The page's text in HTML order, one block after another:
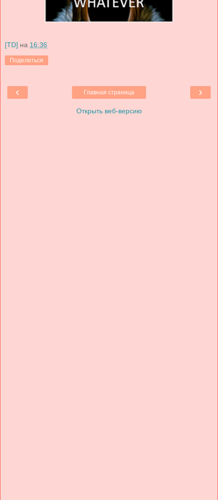
[TD] на 16:36
Поделиться
‹ ›
Главная страница
Открыть веб-версию